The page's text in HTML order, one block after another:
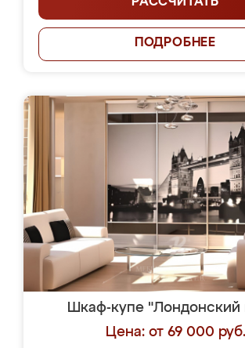
ПОДРОБНЕЕ
Шкаф-купе "Лондонский
Цена: от 69 000 руб.